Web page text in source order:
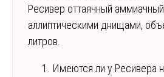
Ресивер оттаячный
аллиптическими днищами,
литров.
Имеются ли у Ресивера